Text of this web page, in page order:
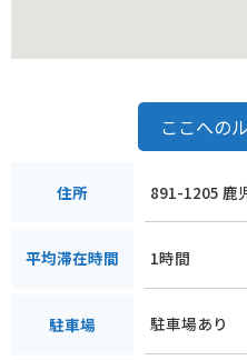
ここへの
住所 891-1205 鹿
平均滞在時間 1時間
駐車場 駐車場あり